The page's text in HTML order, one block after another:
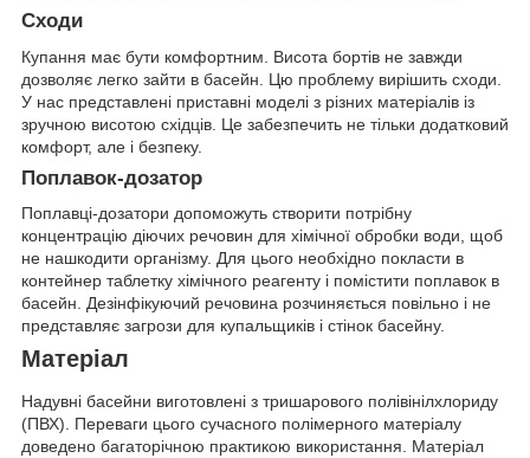
Сходи
Купання має бути комфортним. Висота бортів не завжди
дозволяє легко зайти в басейн. Цю проблему вирішить сходи.
У нас представлені приставні моделі з різних матеріалів із
зручною висотою східців. Це забезпечить не тільки додатковий
комфорт, але і безпеку.
Поплавок-дозатор
Поплавці-дозатори допоможуть створити потрібну
концентрацію діючих речовин для хімічної обробки води, щоб
не нашкодити організму. Для цього необхідно покласти в
контейнер таблетку хімічного реагенту і помістити поплавок в
басейн. Дезінфікуючий речовина розчиняється повільно і не
представляє загрози для купальщиків і стінок басейну.
Матеріал
Надувні басейни виготовлені з тришарового полівінілхлориду
(ПВХ). Переваги цього сучасного полімерного матеріалу
доведено багаторічною практикою використання. Матеріал